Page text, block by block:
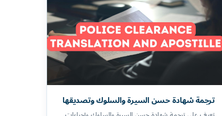
ترجمة شهادة حسن السيرة والسلوك وتصديقها